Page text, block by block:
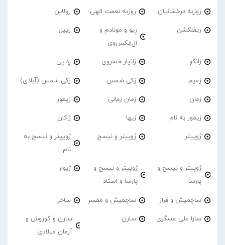
روزبه درخشانیان روزبه نعمت الهی رولاین
ریفلکشن
رِیو و مونادم و
ال‌ایکس‌وی
رییل
زانکو زانیار خسروی زِد پی
زعیم زکی شمس زکی شمس (آبادی)
زمان زمان زمانی زیمور
زیمور به نام زیها ژاکان
ژوپیتر ژوپیتر و نیسح
ژوپیتر و نیسح به
نام
ژوپیتر و نیسح و
پارسا
ژوپیتر و نیسح و
پارسا و استاد
ژیوار
ساچمیش و فراز ساچمیش و مفسر ساحر
سارا علی عسگری سارن
سارن و کوروش و
آرمان میلادی